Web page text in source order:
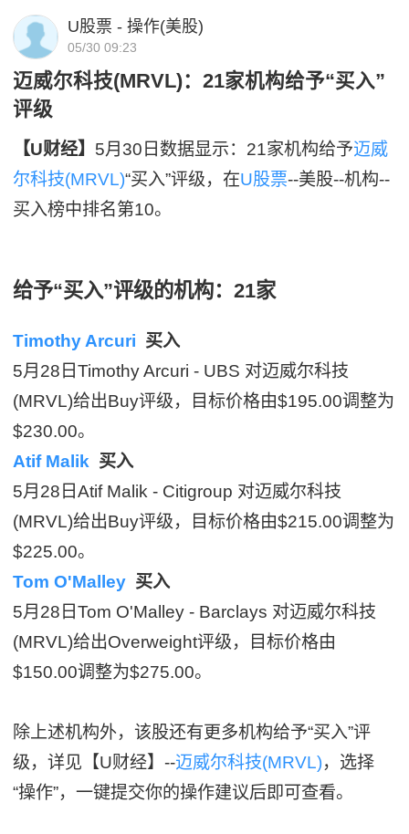
U股票 - 操作(美股)
05/30 09:23
迈威尔科技(MRVL)：21家机构给予“买入”
评级
【U财经】 5月30日数据显示：21家机构给予迈威
尔科技(MRVL)“买入”评级，在U股票--美股--机构--
买入榜中排名第10。
给予“买入”评级的机构：21家
Timothy Arcuri 买入
5月28日Timothy Arcuri - UBS 对迈威尔科技
(MRVL)给出Buy评级，目标价格由$195.00调整为
$230.00。
Atif Malik 买入
5月28日Atif Malik - Citigroup 对迈威尔科技
(MRVL)给出Buy评级，目标价格由$215.00调整为
$225.00。
Tom O'Malley 买入
5月28日Tom O'Malley - Barclays 对迈威尔科技
(MRVL)给出Overweight评级，目标价格由
$150.00调整为$275.00。
除上述机构外，该股还有更多机构给予“买入”评
级，详见【U财经】--迈威尔科技(MRVL)，选择
“操作”，一键提交你的操作建议后即可查看。